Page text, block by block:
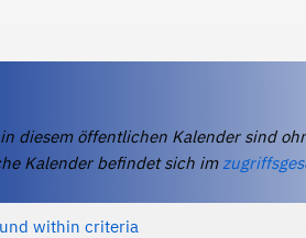
diesem öffentlichen Kalender sind
Kalender befindet sich im
within criteria